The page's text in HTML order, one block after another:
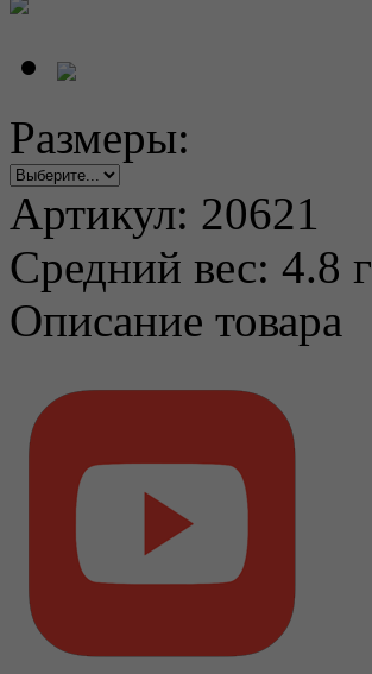
Размеры:
Артикул: 20621
Средний вес: 4.8 г
Описание товара